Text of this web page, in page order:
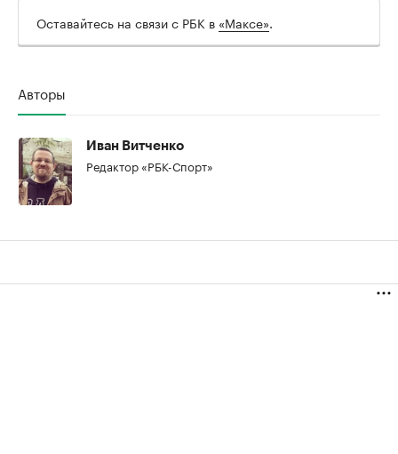
Оставайтесь на связи с РБК в «Максе».
Авторы
Иван Витченко
Редактор «РБК-Спорт»